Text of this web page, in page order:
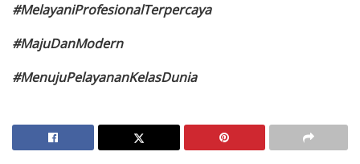
#MelayaniProfesionalTerpercaya
#MajuDanModern
#MenujuPelayananKelasDunia